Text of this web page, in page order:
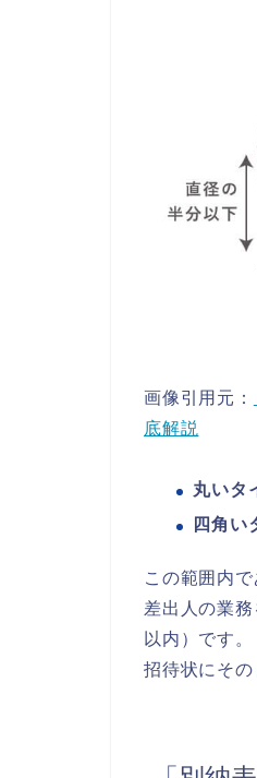
画像引用元：
底解説
丸いタ
四角い
この範囲内
差出人の業
以内）です。
招待状にそ